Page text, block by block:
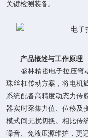
关键检测装备。
产品概述与工作原理
盛林精密电子拉压弯动
珠丝杠传动方案，将电机
系统配备高精度动态力传
器实时采集力值、位移及
模式间无扰切换。相比传
噪音、免液压源维护，更